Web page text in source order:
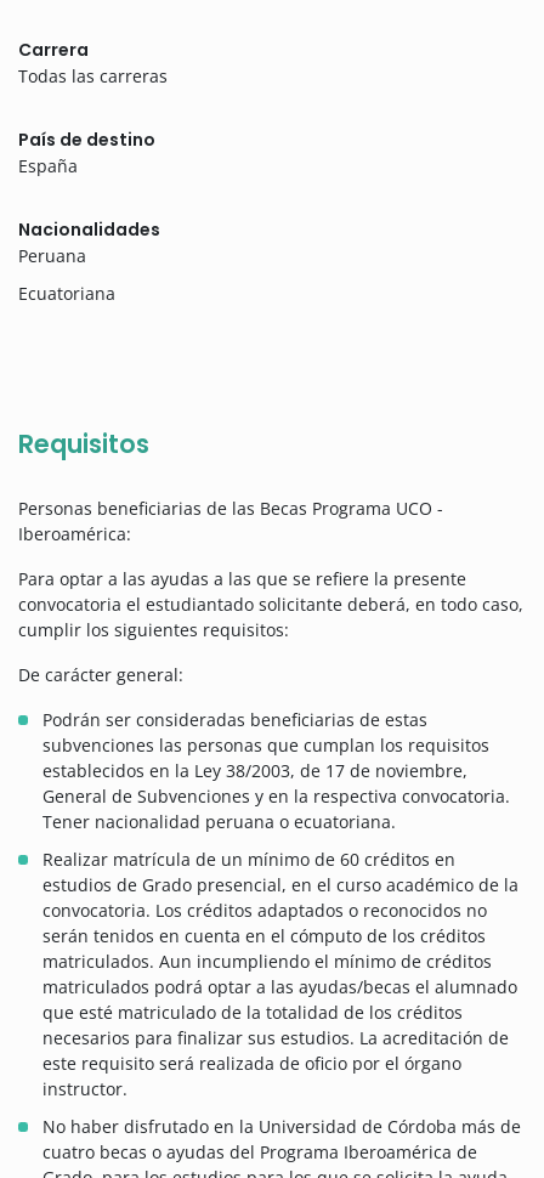
Carrera
Todas las carreras
País de destino
España
Nacionalidades
Peruana
Ecuatoriana
Requisitos
Personas beneficiarias de las Becas Programa UCO -
Iberoamérica:
Para optar a las ayudas a las que se refiere la presente
convocatoria el estudiantado solicitante deberá, en todo caso,
cumplir los siguientes requisitos:
De carácter general:
Podrán ser consideradas beneficiarias de estas
subvenciones las personas que cumplan los requisitos
establecidos en la Ley 38/2003, de 17 de noviembre,
General de Subvenciones y en la respectiva convocatoria.
Tener nacionalidad peruana o ecuatoriana.
Realizar matrícula de un mínimo de 60 créditos en
estudios de Grado presencial, en el curso académico de la
convocatoria. Los créditos adaptados o reconocidos no
serán tenidos en cuenta en el cómputo de los créditos
matriculados. Aun incumpliendo el mínimo de créditos
matriculados podrá optar a las ayudas/becas el alumnado
que esté matriculado de la totalidad de los créditos
necesarios para finalizar sus estudios. La acreditación de
este requisito será realizada de oficio por el órgano
instructor.
No haber disfrutado en la Universidad de Córdoba más de
cuatro becas o ayudas del Programa Iberoamérica de